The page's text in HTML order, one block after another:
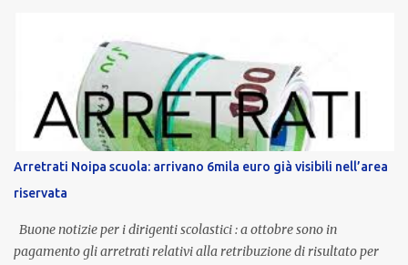
dedicato alle donne vittime di violenza di genere, in linea con la
normativa nazionale e con l’obiettivo di offrire maggiore tutela e
supporto in situazioni delicate. L’indennità provinciale per i docenti
è un unicum in Italia: si tratta di una misura esclusiva della
Provincia autonoma di Bolzano, che integra in maniera stabile lo
stipendio nazionale grazie alle prerogative garantite
dall’autonomia locale. Non è un bonus temporaneo né un
compenso accessorio, ma una voce strutturale di retribuzione,
aggiornata periodicamente in base al cost...
Arretrati Noipa scuola: arrivano 6mila euro già visibili nell’area
riservata
Buone notizie per i dirigenti scolastici : a ottobre sono in
pagamento gli arretrati relativi alla retribuzione di risultato per